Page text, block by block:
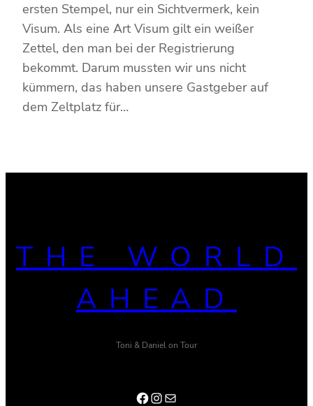
ersten Stempel, nur ein Sichtvermerk, kein
Visum. Als eine Art Visum gilt ein weißer
Zettel, den man bei der Registrierung
bekommt. Darum mussten wir uns nicht
kümmern, das haben unsere Gastgeber auf
dem Zeltplatz für…
THE WORLD
AHEAD
Toni & Daniel on Tour
Facebook Instagram E-Mail